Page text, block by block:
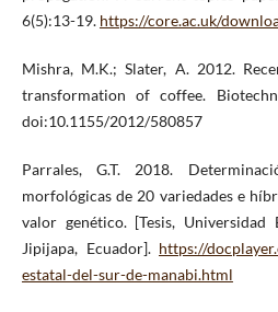
6(5):13-19. https://core.ac.uk/
Mishra, M.K.; Slater, A. 2012.
transformation of coffee.
doi:10.1155/2012/580857
Parrales, G.T. 2018.
morfológicas de 20 variedades e
valor genético. [Tesis,
Jipijapa, Ecuador]. https://
estatal-del-sur-de-manabi.html